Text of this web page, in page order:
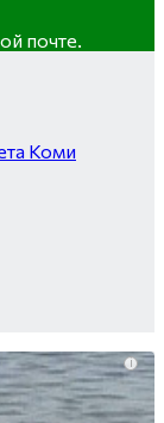
почте.
Коми
i